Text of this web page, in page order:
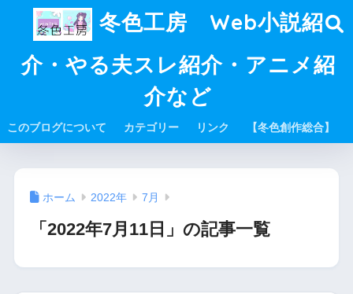
冬色工房 Web小説紹
介・やる夫スレ紹介・アニメ紹
介など
このブログについて カテゴリー リンク 【冬色創作総合】
ホーム 2022年 7月
「2022年7月11日」の記事一覧